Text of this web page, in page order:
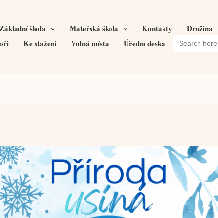
Základní škola Mateřská škola Kontakty
Družina
Ke stažení Volná místa Úřední deska Search
for: